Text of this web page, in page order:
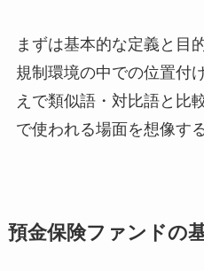
まずは基本的な定義と目
規制環境の中での位置付
えで類似語・対比語と比
で使われる場面を想像す
預金保険ファンドの